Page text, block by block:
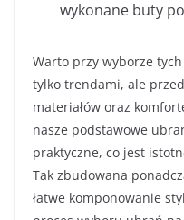
wykonane buty
Warto przy wyborze
tylko trendami, ale
materiałów oraz
nasze podstawowe
praktyczne, co jest
Tak zbudowana
łatwe komponowanie